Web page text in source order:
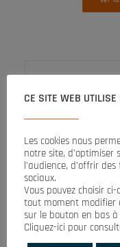
CE SITE WEB UTILISE
Les cookies nous
notre site,
l’audience, d’offrir
sociaux.
Vous pouvez choisir
tout moment modifier
sur le bouton en bas
Cliquez-ici pour